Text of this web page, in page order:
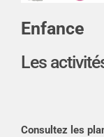
Enfance
Les
Consultez les